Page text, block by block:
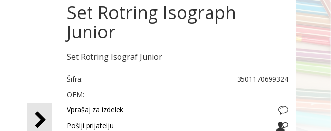
Set Rotring Isograph
Junior
Set Rotring Isograf Junior
Šifra:
3501170699324
OEM:
Vprašaj za izdelek
Pošlji prijatelju